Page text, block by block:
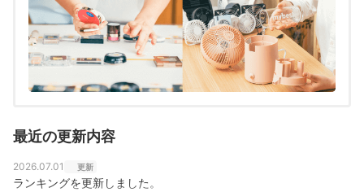
大島凱斗のプロフィール
最近の更新内容
2026.07.01 更新
ランキングを更新しました。